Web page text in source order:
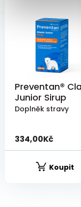
Preventan®
Junior Sirup
Doplněk stravy
334,00Kč
Koupit